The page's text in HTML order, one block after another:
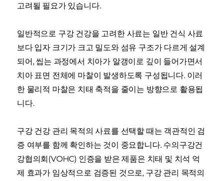
고려될 필요가 있습니다.
일반적으로 구강 건강을 고려한 사료는 일반 건식 사료
보다 입자 크기가 크고 밀도와 섬유 구조가 다르게 설계
되어, 씹는 과정에서 치아가 알갱이로 깊이 들어가면서
치아 표면 전체에 마찰이 발생하도록 구성됩니다. 이러
한 물리적 마찰은 치태 축적을 줄이는 방향으로 활용됩
니다.
구강 건강 관리 목적의 사료를 선택할 때는 객관적인 검
증 여부를 함께 확인하는 것이 중요합니다. 수의구강건
강협의회(VOHC) 인증을 받은 제품은 치태 및 치석 억
제 효과가 임상적으로 검증된 것으로, 구강 관리 목적의